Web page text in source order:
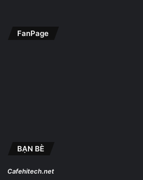
FanPage
BẠN BÈ
Cafehitech.net